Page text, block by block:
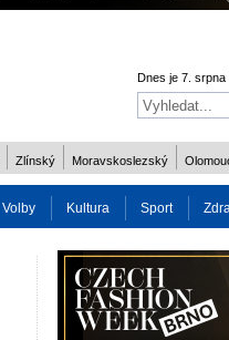
Dnes je 7. srpna
Zlínský Moravskoslezský
Volby Kultura Sport
Charita Osobnost